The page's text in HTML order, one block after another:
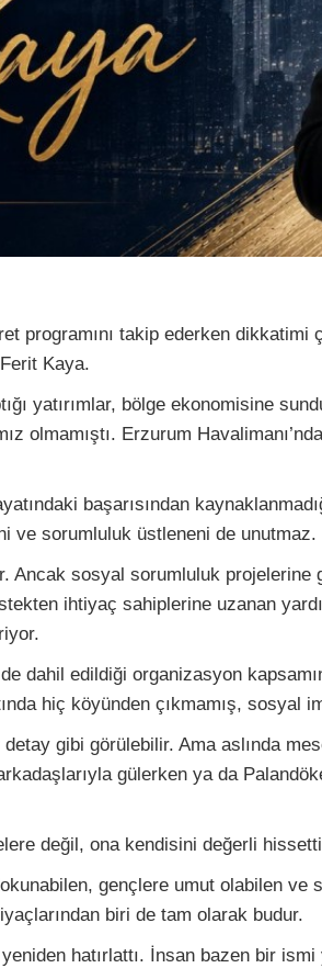
programını takip ederken
Kaya.
yatırımlar, bölge ekonomisine
olmamıştı. Erzurum
başarısından
ve sorumluluk üstleneni de unutmaz.
Ancak sosyal sorumluluk
ihtiyaç sahiplerine uzanan
dahil edildiği organizasyon
hiç köyünden çıkmamış, sosyal
gibi görülebilir. Ama aslında
gülerken ya da
değil, ona kendisini değerli
gençlere umut olabilen ve
biri de tam olarak budur.
hatırlattı. İnsan bazen bir